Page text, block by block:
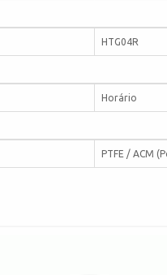
HTG04R
Horário
PTFE / ACM